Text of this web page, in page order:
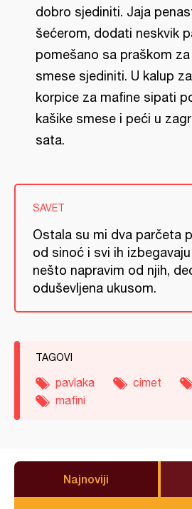
dobro sjediniti. Jaja
šećerom, dodati neskvik
pomešano sa praškom
smese sjediniti. U kalup
korpice za mafine sipati
kašike smese i peći u
sata.
SAVET
Ostala su mi dva parčeta
od sinoć i svi ih
nešto napravim od njih,
oduševljena ukusom.
TAGOVI
pavlaka cimet
mafini
Najnoviji